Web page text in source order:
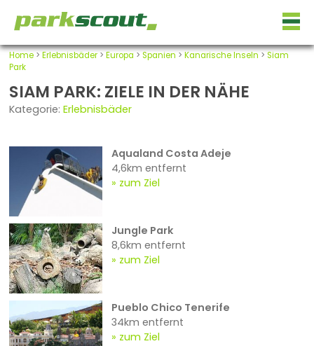
Home> Erlebnisbäder> Europa > Spanien > Kanarische Inseln > Siam
Park
SIAM PARK: ZIELE IN DER NÄHE
Kategorie: Erlebnisbäder
Aqualand Costa Adeje
4,6km entfernt
zum Ziel
Jungle Park
8,6km entfernt
zum Ziel
Pueblo Chico Tenerife
34km entfernt
zum Ziel